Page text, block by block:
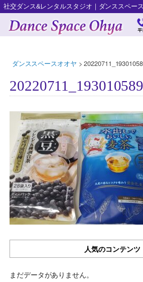
社交ダンス&レンタルスタジオ｜ダンススペー
ダンススペースオオヤ >
人気のコンテンツ
まだデータがありません。